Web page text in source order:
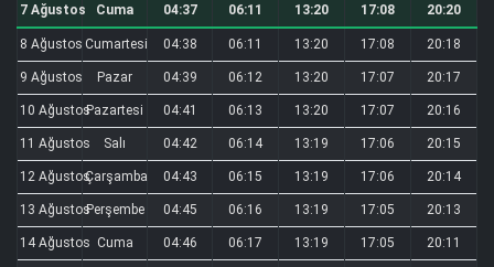
7 Ağustos Cuma 04:37 06:11 13:20 17:08 20:20
8 Ağustos Cumartesi 04:38 06:11 13:20 17:08 20:18
9 Ağustos Pazar 04:39 06:12 13:20 17:07 20:17
10 AğustosPazartesi 04:41 06:13 13:20 17:07 20:16
11 Ağustos Salı 04:42 06:14 13:19 17:06 20:15
12 AğustosÇarşamba 04:43 06:15 13:19 17:06 20:14
13 AğustosPerşembe 04:45 06:16 13:19 17:05 20:13
14 Ağustos Cuma 04:46 06:17 13:19 17:05 20:11